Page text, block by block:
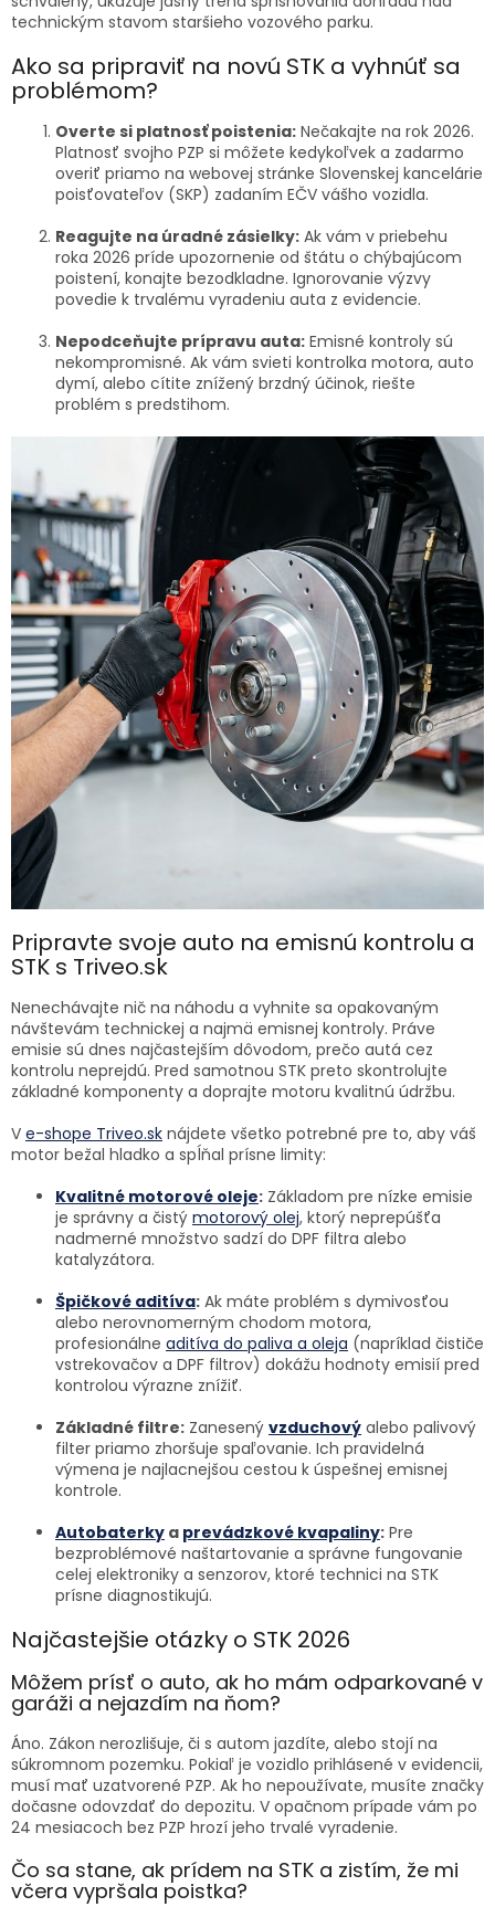
technickým stavom staršieho vozového parku.
Ako sa pripraviť na novú STK a vyhnúť sa
problémom?
Overte si platnosť poistenia: Nečakajte na rok 2026.
Platnosť svojho PZP si môžete kedykoľvek a zadarmo
overiť priamo na webovej stránke Slovenskej kancelárie
poisťovateľov (SKP) zadaním EČV vášho vozidla.
Reagujte na úradné zásielky: Ak vám v priebehu
roka 2026 príde upozornenie od štátu o chýbajúcom
poistení, konajte bezodkladne. Ignorovanie výzvy
povedie k trvalému vyradeniu auta z evidencie.
Nepodceňujte prípravu auta: Emisné kontroly sú
nekompromisné. Ak vám svieti kontrolka motora, auto
dymí, alebo cítite znížený brzdný účinok, riešte
problém s predstihom.
Pripravte svoje auto na emisnú kontrolu a
STK s Triveo.sk
Nenechávajte nič na náhodu a vyhnite sa opakovaným
návštevám technickej a najmä emisnej kontroly. Práve
emisie sú dnes najčastejším dôvodom, prečo autá cez
kontrolu neprejdú. Pred samotnou STK preto skontrolujte
základné komponenty a doprajte motoru kvalitnú údržbu.
V e-shope Triveo.sk nájdete všetko potrebné pre to, aby váš
motor bežal hladko a spĺňal prísne limity:
Kvalitné motorové oleje: Základom pre nízke emisie
je správny a čistý motorový olej, ktorý neprepúšťa
nadmerné množstvo sadzí do DPF filtra alebo
katalyzátora.
Špičkové aditíva: Ak máte problém s dymivosťou
alebo nerovnomerným chodom motora,
profesionálne aditíva do paliva a oleja (napríklad čističe
vstrekovačov a DPF filtrov) dokážu hodnoty emisií pred
kontrolou výrazne znížiť.
Základné filtre: Zanesený vzduchový alebo palivový
filter priamo zhoršuje spaľovanie. Ich pravidelná
výmena je najlacnejšou cestou k úspešnej emisnej
kontrole.
Autobaterky a prevádzkové kvapaliny: Pre
bezproblémové naštartovanie a správne fungovanie
celej elektroniky a senzorov, ktoré technici na STK
prísne diagnostikujú.
Najčastejšie otázky o STK 2026
Môžem prísť o auto, ak ho mám odparkované v
garáži a nejazdím na ňom?
Áno. Zákon nerozlišuje, či s autom jazdíte, alebo stojí na
súkromnom pozemku. Pokiaľ je vozidlo prihlásené v evidencii,
musí mať uzatvorené PZP. Ak ho nepoužívate, musíte značky
dočasne odovzdať do depozitu. V opačnom prípade vám po
24 mesiacoch bez PZP hrozí jeho trvalé vyradenie.
Čo sa stane, ak prídem na STK a zistím, že mi
včera vypršala poistka?